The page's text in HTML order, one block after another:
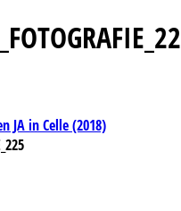
JA in Celle (2018)